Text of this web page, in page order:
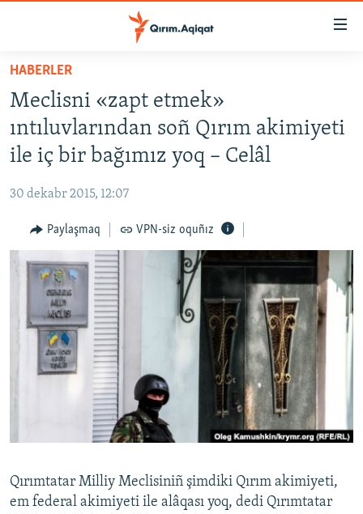
Esas
qaytmaq
Baş
navigatsiyağa
qaytmaq
Qıdıruvğa
HABERLER
SİYASET
İQTİSADİYAT
MEDENİYET
İNSAN AQLARI
VİDEO
SÜRET
BLOGLAR
FİKİR
HABERLER
Meclisni «zapt etmek»
ıntıluvlarından soñ Qırım akimiyeti
ile iç bir bağımız yoq – Celâl
30 dekabr 2015, 12:07
Paylaşmaq VPN-siz oquñız
Qırımtatar Milliy Meclisiniñ şimdiki Qırım akimiyeti,
em federal akimiyeti ile alâqası yoq, dedi Qırımtatar